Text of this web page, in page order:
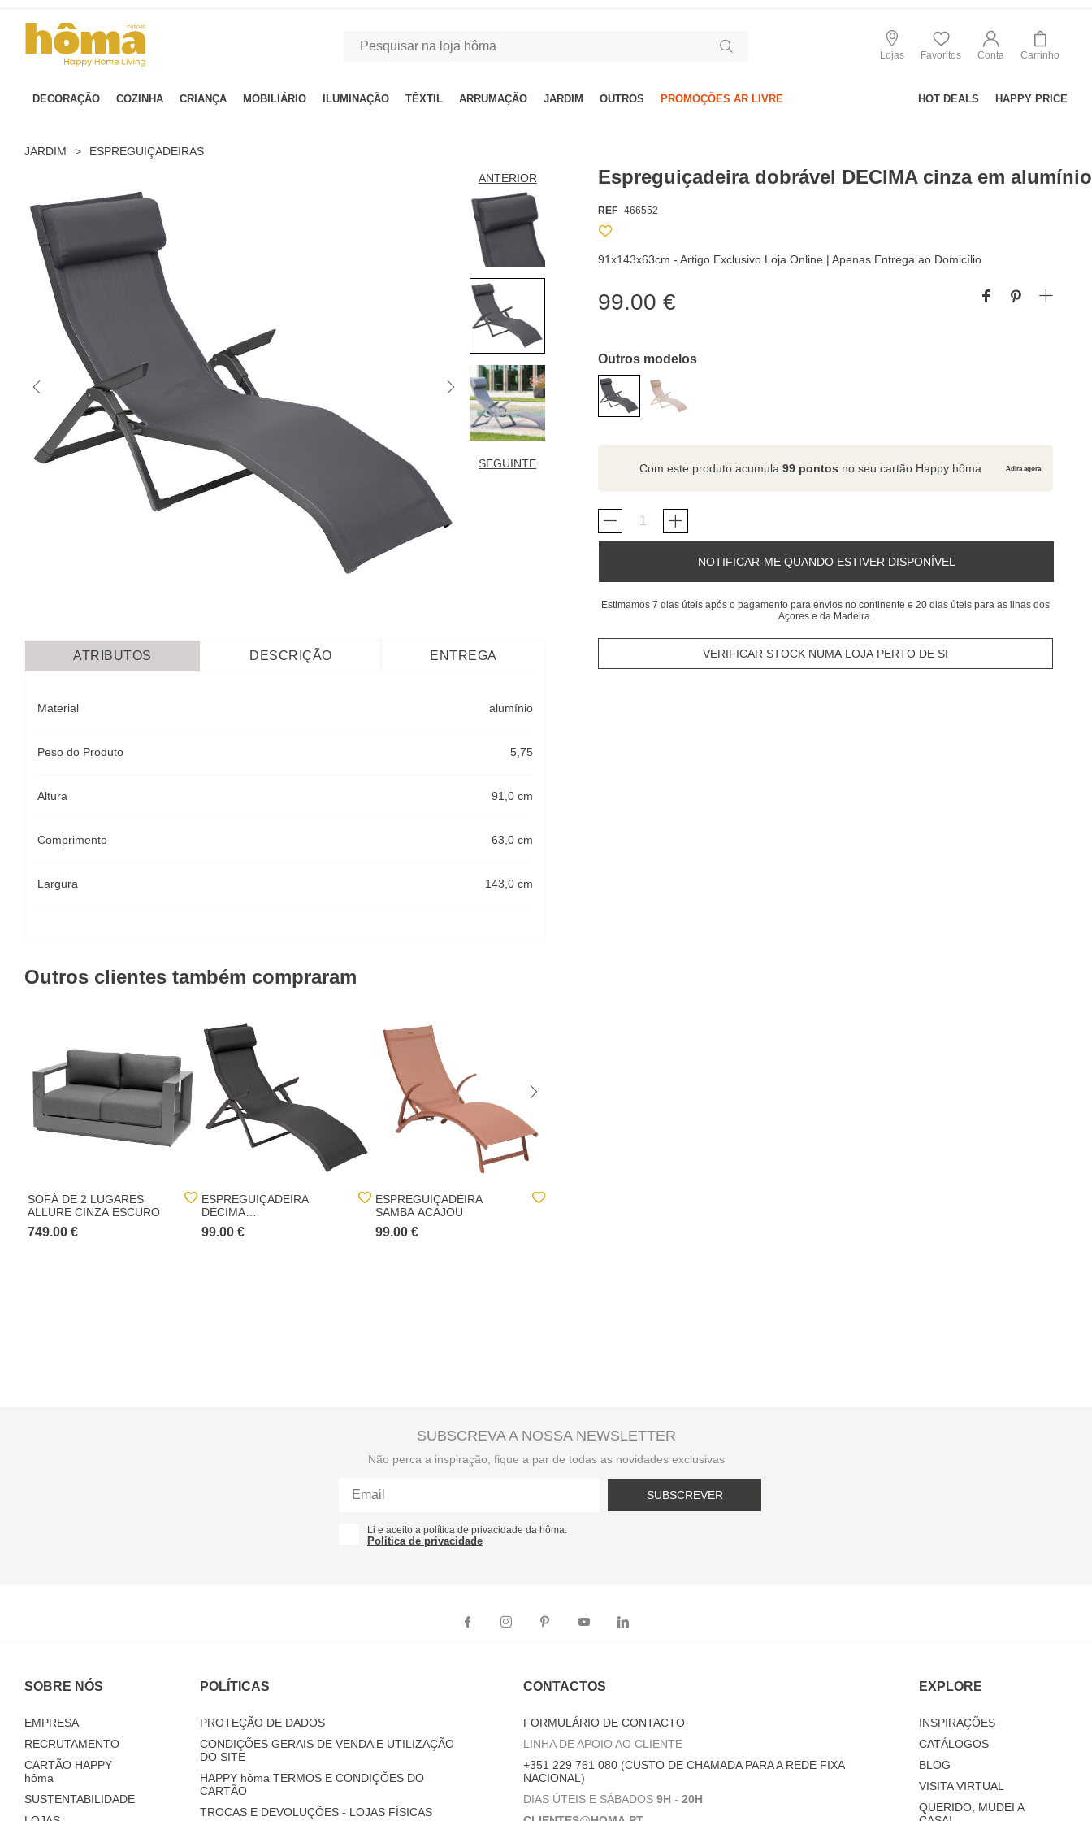
Lojas Favoritos Conta Carrinho
DECORAÇÃO COZINHA CRIANÇA MOBILIÁRIO ILUMINAÇÃO TÊXTIL ARRUMAÇÃO JARDIM OUTROS PROMOÇÕES AR LIVRE HOT DEALS HAPPY PRICE
JARDIM > ESPREGUIÇADEIRAS
ANTERIOR
SEGUINTE
Espreguiçadeira dobrável DECIMA cinza em alumínio
REF 466552
91x143x63cm - Artigo Exclusivo Loja Online | Apenas Entrega ao Domicílio
99.00 €
Outros modelos
Com este produto acumula99 pontos no seu cartão Happy hôma Adira agora
NOTIFICAR-ME QUANDO ESTIVER DISPONÍVEL
Estimamos 7 dias úteis após o pagamento para envios no continente e 20 dias úteis para as ilhas dos
Açores e da Madeira.
VERIFICAR STOCK NUMA LOJA PERTO DE SI
ATRIBUTOS DESCRIÇÃO ENTREGA
Material alumínio
Peso do Produto 5,75
Altura 91,0 cm
Comprimento 63,0 cm
Largura 143,0 cm
Outros clientes também compraram
SOFÁ DE 2 LUGARES
ALLURE CINZA ESCURO
749.00 €
ESPREGUIÇADEIRA
DECIMA
ANTRACITE/GRAPHITE
99.00 €
ESPREGUIÇADEIRA
SAMBA ACAJOU
99.00 €
SUBSCREVA A NOSSA NEWSLETTER
Não perca a inspiração, fique a par de todas as novidades exclusivas
SUBSCREVER
Li e aceito a política de privacidade da hôma.
Política de privacidade
SOBRE NÓS
EMPRESA
RECRUTAMENTO
CARTÃO HAPPY
hôma
SUSTENTABILIDADE
POLÍTICAS
PROTEÇÃO DE DADOS
CONDIÇÕES GERAIS DE VENDA E UTILIZAÇÃO
DO SITE
HAPPY hôma TERMOS E CONDIÇÕES DO
CARTÃO
TROCAS E DEVOLUÇÕES - LOJAS FÍSICAS
CONTACTOS
FORMULÁRIO DE CONTACTO
LINHA DE APOIO AO CLIENTE
+351 229 761 080 (CUSTO DE CHAMADA PARA A REDE FIXA
NACIONAL)
DIAS ÚTEIS E SÁBADOS 9H - 20H
EXPLORE
INSPIRAÇÕES
CATÁLOGOS
BLOG
VISITA VIRTUAL
QUERIDO, MUDEI A